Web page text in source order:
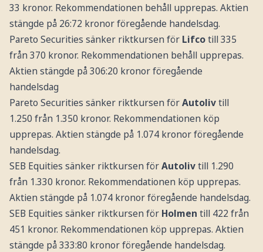
33 kronor. Rekommendationen behåll upprepas. Aktien
stängde på 26:72 kronor föregående handelsdag.
Pareto Securities sänker riktkursen för Lifcotill 335
från 370 kronor. Rekommendationen behåll upprepas.
Aktien stängde på 306:20 kronor föregående
handelsdag
Pareto Securities sänker riktkursen förAutolivtill
1.250 från 1.350 kronor. Rekommendationen köp
upprepas. Aktien stängde på 1.074 kronor föregående
handelsdag.
SEB Equities sänker riktkursen förAutolivtill 1.290
från 1.330 kronor. Rekommendationen köp upprepas.
Aktien stängde på 1.074 kronor föregående handelsdag.
SEB Equities sänker riktkursen för Holmen till 422 från
451 kronor. Rekommendationen köp upprepas. Aktien
stängde på 333:80 kronor föregående handelsdag.